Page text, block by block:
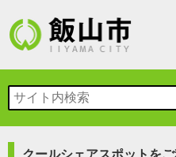
クールシェアスポットを